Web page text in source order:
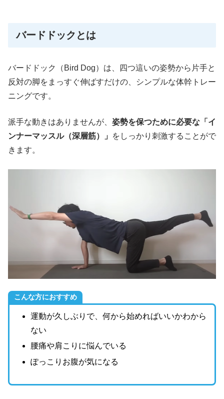
バードドックとは
バードドック（Bird Dog）は、四つ這いの姿勢から片手と
反対の脚をまっすぐ伸ばすだけの、シンプルな体幹トレー
ニングです。
派手な動きはありませんが、 姿勢を保つために必要な「イ
ンナーマッスル（深層筋）」
をしっかり刺激することがで
きます。
こんな方におすすめ
運動が久しぶりで、何から始めればいいかわから
ない
腰痛や肩こりに悩んでいる
ぽっこりお腹が気になる